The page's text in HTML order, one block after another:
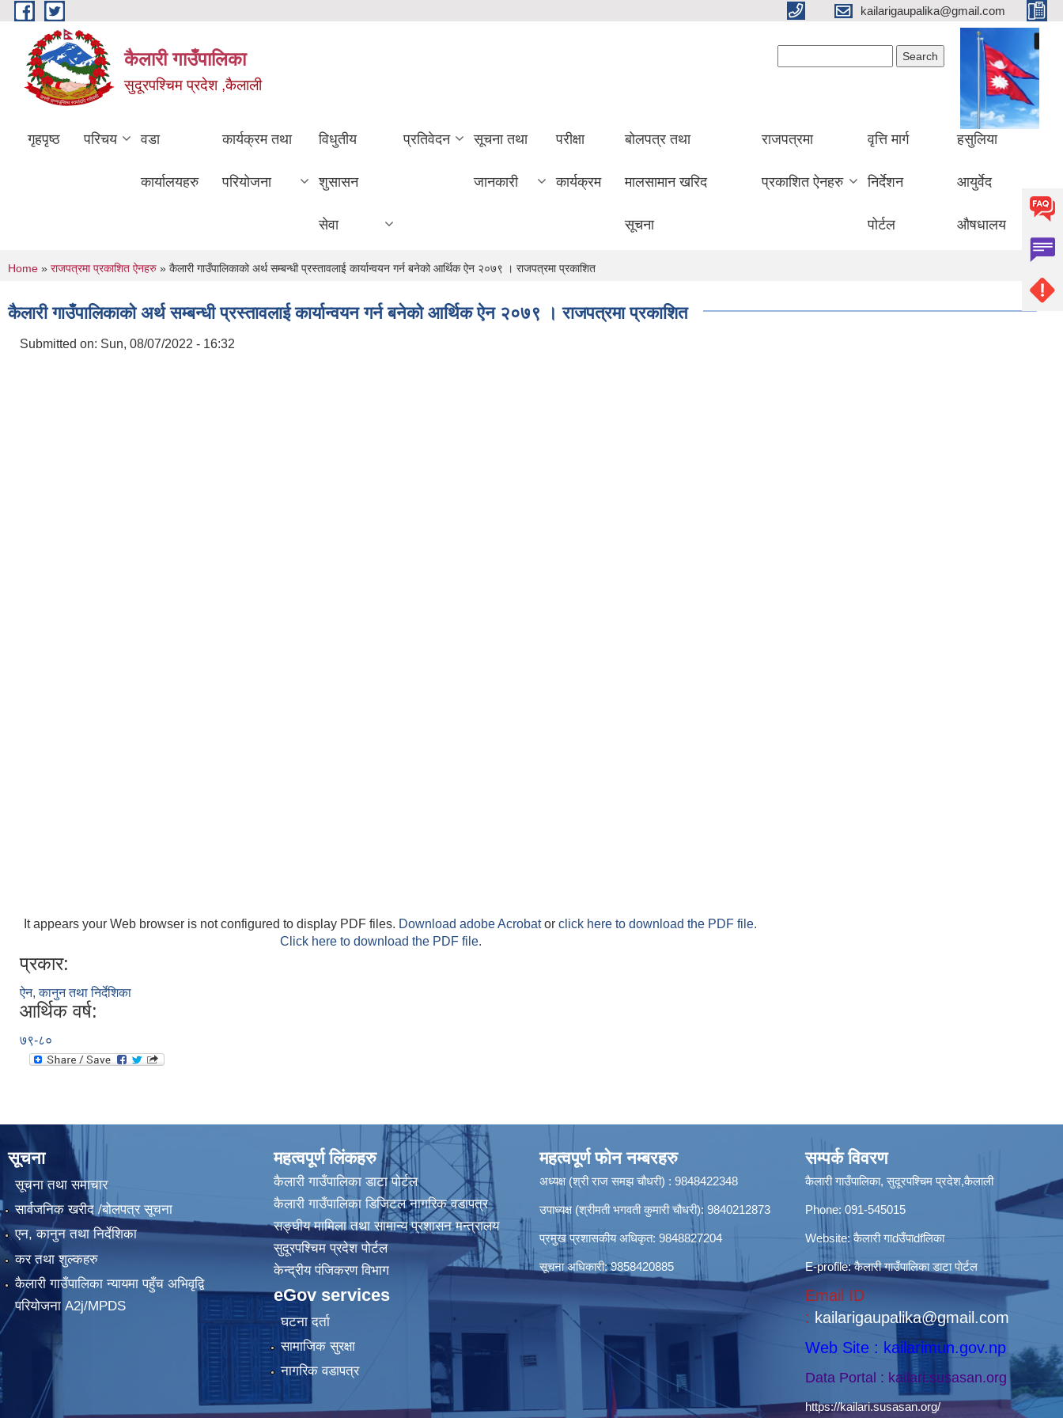
Skip to main content kailarigaupalika@gmail.com
कैलारी गाउँपालिका
सुदूरपश्चिम प्रदेश ,कैलाली
गृहपृष्ठ परिचय वडा
कार्यालयहरु
कार्यक्रम तथा
परियोजना
विधुतीय
शुसासन
सेवा
प्रतिवेदन सूचना तथा
जानकारी
परीक्षा
कार्यक्रम
बोलपत्र तथा
मालसामान खरिद
सूचना
राजपत्रमा
प्रकाशित ऐनहरु
वृत्ति मार्ग
निर्देशन
पोर्टल
हसुलिया
आयुर्वेद
औषधालय
You are here
Home » राजपत्रमा प्रकाशित ऐनहरु » कैलारी गाउँपालिकाको अर्थ सम्बन्धी प्रस्तावलाई कार्यान्वयन गर्न बनेको आर्थिक ऐन २०७९ । राजपत्रमा प्रकाशित
कैलारी गाउँपालिकाको अर्थ सम्बन्धी प्रस्तावलाई कार्यान्वयन गर्न बनेको आर्थिक ऐन २०७९ । राजपत्रमा प्रकाशित
Submitted on: Sun, 08/07/2022 - 16:32
It appears your Web browser is not configured to display PDF files. Download adobe Acrobator click here to download the PDF file.
Click here to download the PDF file.
प्रकार:
ऐन, कानुन तथा निर्देशिका
आर्थिक वर्ष:
७९-८०
सूचना
सूचना तथा समाचार
सार्वजनिक खरीद /बोलपत्र सूचना
एन, कानुन तथा निर्देशिका
कर तथा शुल्कहरु
कैलारी गाउँपालिका न्यायमा पहुँच अभिवृद्वि
परियोजना A2j/MPDS
महत्वपूर्ण लिंकहरु
कैलारी गाउँपालिका डाटा पाेर्टल
कैलारी गाउँपालिका डिजिटल नागरिक वडापत्र
सङ्घीय मामिला तथा सामान्य प्रशासन मन्त्रालय
सुदूरपश्चिम प्रदेश पोर्टल
केन्द्रीय प‌ंजिकरण विभाग
eGov services
घटना दर्ता
सामाजिक सुरक्षा
नागरिक वडापत्र
महत्वपूर्ण फोन नम्बरहरु
अध्यक्ष (श्री राज समझ चौधरी) : 9848422348
उपाध्यक्ष (श्रीमती भगवती कुमारी चौधरी): 9840212873
प्रमुख प्रशासकीय अधिकृत: 9848827204
सूचना अधिकारी: 9858420885
सम्पर्क विवरण
कैलारी गाउँपालिका, सुदूरपश्चिम प्रदेश,कैलाली
Phone: 091-545015
Website:कैलारी गाdउँपाdfलिका
E-profile:कैलारी गाउँपालिका डाटा पाेर्टल
Email ID
: kailarigaupalika@gmail.com
Web Site : kailarimun.gov.np
Data Portal : kailari.susasan.org
https://kailari.susasan.org/